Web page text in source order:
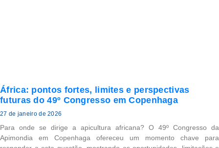
África: pontos fortes, limites e perspectivas
futuras do 49º Congresso em Copenhaga
27 de janeiro de 2026
Para onde se dirige a apicultura africana? O 49º Congresso da
Apimondia em Copenhaga ofereceu um momento chave para